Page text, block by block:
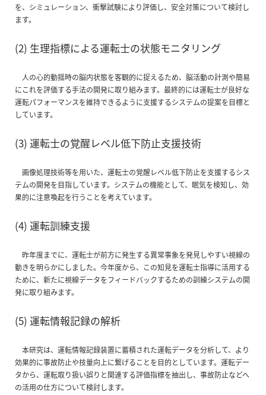
を、シミュレーション、衝撃試験により評価し、安全対策について検討し
ます。
(2) 生理指標による運転士の状態モニタリング
人の心的動揺時の脳内状態を客観的に捉えるため、脳活動の計測や簡易
にこれを評価する手法の開発に取り組みます。最終的には運転士が良好な
運転パフォーマンスを維持できるように支援するシステムの提案を目標と
しています。
(3) 運転士の覚醒レベル低下防止支援技術
画像処理技術等を用いた、運転士の覚醒レベル低下防止を支援するシス
テムの開発を目指しています。システムの機能として、眠気を検知し、効
果的に注意喚起を行うことを考えています。
(4) 運転訓練支援
昨年度までに、運転士が前方に発生する異常事象を発見しやすい視線の
動きを明らかにしました。今年度から、この知見を運転士指導に活用する
ために、新たに視線データをフィードバックするための訓練システムの開
発に取り組みます。
(5) 運転情報記録の解析
本研究は、運転情報記録装置に蓄積された運転データを分析して、より
効果的に事故防止や技量向上に繋げることを目的としています。運転デー
タから、運転取り扱い誤りと関連する評価指標を抽出し、事故防止などへ
の活用の仕方について検討します。